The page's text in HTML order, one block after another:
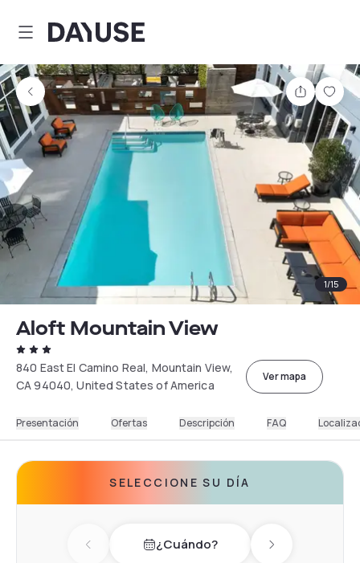
Dayuse
1/15
Aloft Mountain View
840 East El Camino Real, Mountain View,
CA 94040, United States of America
Ver mapa
Presentación Ofertas Descripción FAQ
SELECCIONE SU DÍA
Previous day¿Cuándo? Next day